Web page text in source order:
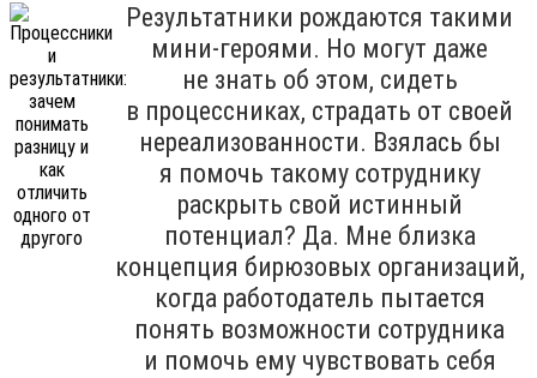
Результатники рождаются такими
мини-героями. Но могут даже
не знать об этом, сидеть
в процессниках, страдать от своей
нереализованности. Взялась бы
я помочь такому сотруднику
раскрыть свой истинный
потенциал? Да. Мне близка
концепция бирюзовых организаций,
когда работодатель пытается
понять возможности сотрудника
и помочь ему чувствовать себя